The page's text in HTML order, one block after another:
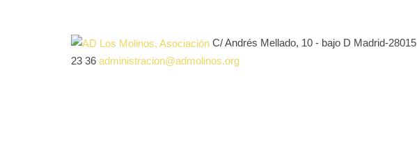
C/ Andrés Mellado, 10 - bajo D Madrid-28015
23 36 administracion@admolinos.org